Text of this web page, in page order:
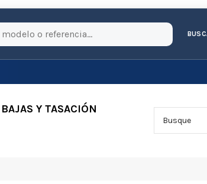
BAJAS Y TASACIÓN